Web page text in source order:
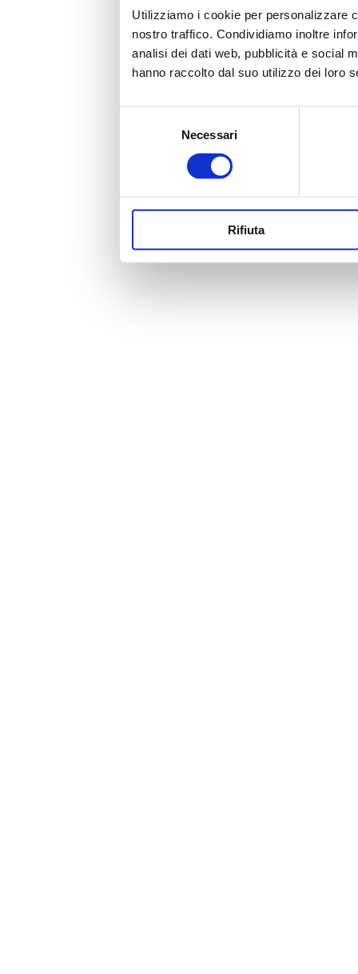
Utilizziamo i cookie per personalizzare
nostro traffico. Condividiamo inoltre
analisi dei dati web, pubblicità e social
hanno raccolto dal suo utilizzo dei loro
Necessari
Rifiuta